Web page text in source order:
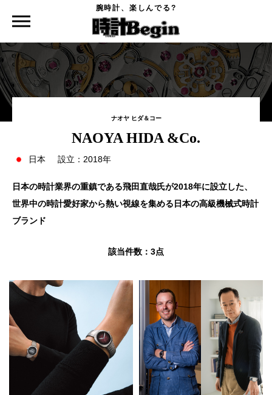
腕時計、楽しんでる?
時計を探す NAOYA HIDA &Co.
ナオヤ ヒダ＆コー
NAOYA HIDA &Co.
日本 設立：2018年
日本の時計業界の重鎮である飛田直哉氏が2018年に設立した、
世界中の時計愛好家から熱い視線を集める日本の高級機械式時計
ブランド
該当件数： 3点